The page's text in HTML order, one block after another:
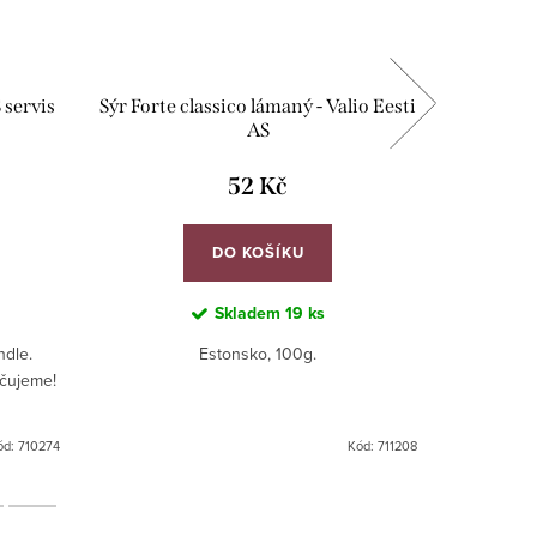
servis
710274
Sýr Forte classico lámaný - Valio Eesti
AS
52 Kč
DO KOŠÍKU
Skladem 19 ks
Estonsko, 100g.
Kód: 711208